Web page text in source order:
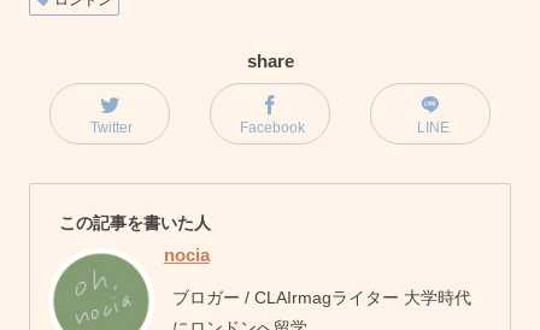
share
Twitter Facebook LINE
この記事を書いた人
nocia
ブロガー / CLAIrmagライター 大学時代